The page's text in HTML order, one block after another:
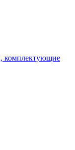
комплектующие